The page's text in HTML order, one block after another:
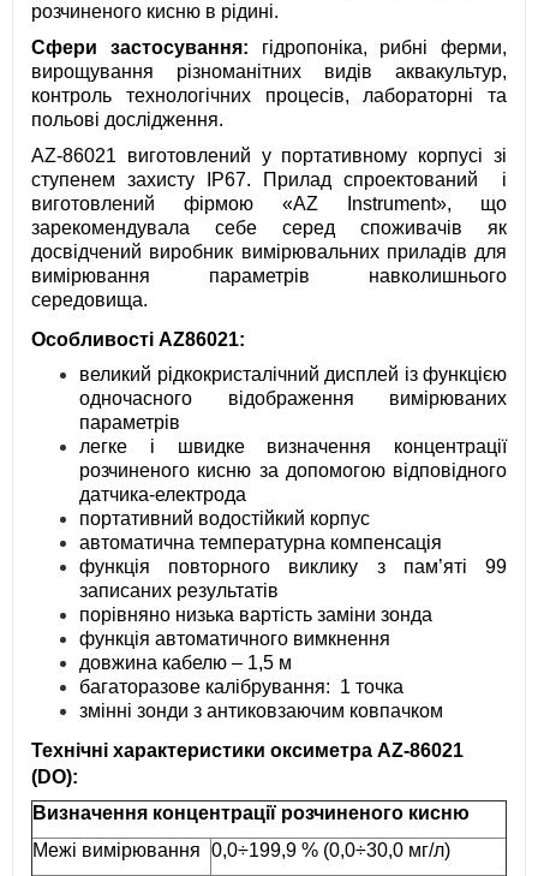
розчиненого кисню в рідині.
Сфери застосування: гідропоніка, рибні ферми,
вирощування різноманітних видів аквакультур,
контроль технологічних процесів, лабораторні та
польові дослідження.
AZ-86021 виготовлений у портативному корпусі зі
ступенем захисту IP67. Прилад cпроектований і
виготовлений фірмою «AZ Instrument», що
зарекомендувала себе серед споживачів як
досвідчений виробник вимірювальних приладів для
вимірювання параметрів навколишнього
середовища.
Особливості AZ86021:
великий рідкокристалічний дисплей із функцією
одночасного відображення вимірюваних
параметрів
легке і швидке визначення концентрації
розчиненого кисню за допомогою відповідного
датчика-електрода
портативний водостійкий корпус
автоматична температурна компенсація
функція повторного виклику з пам’яті 99
записаних результатів
порівняно низька вартість заміни зонда
функція автоматичного вимкнення
довжина кабелю – 1,5 м
багаторазове калібрування: 1 точка
змінні зонди з антиковзаючим ковпачком
Технічні характеристики оксиметра AZ-86021
(DO):
Визначення концентрації розчиненого кисню
Межі вимірювання 0,0÷199,9 % (0,0÷30,0 мг/л)